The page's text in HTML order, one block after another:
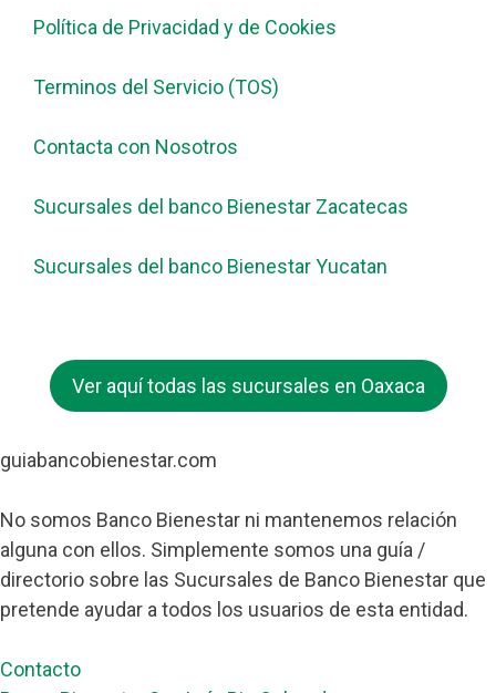
Política de Privacidad y de Cookies
Terminos del Servicio (TOS)
Contacta con Nosotros
Sucursales del banco Bienestar Zacatecas
Sucursales del banco Bienestar Yucatan
Ver aquí todas las sucursales en Oaxaca
guiabancobienestar.com
No somos Banco Bienestar ni mantenemos relación
alguna con ellos. Simplemente somos una guía /
directorio sobre las Sucursales de Banco Bienestar que
pretende ayudar a todos los usuarios de esta entidad.
Contacto